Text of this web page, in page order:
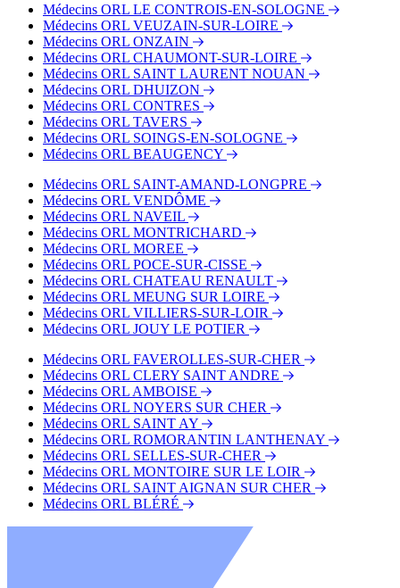
Médecins ORL LE CONTROIS-EN-SOLOGNE
Médecins ORL VEUZAIN-SUR-LOIRE
Médecins ORL ONZAIN
Médecins ORL CHAUMONT-SUR-LOIRE
Médecins ORL SAINT LAURENT NOUAN
Médecins ORL DHUIZON
Médecins ORL CONTRES
Médecins ORL TAVERS
Médecins ORL SOINGS-EN-SOLOGNE
Médecins ORL BEAUGENCY
Médecins ORL SAINT-AMAND-LONGPRE
Médecins ORL VENDÔME
Médecins ORL NAVEIL
Médecins ORL MONTRICHARD
Médecins ORL MOREE
Médecins ORL POCE-SUR-CISSE
Médecins ORL CHATEAU RENAULT
Médecins ORL MEUNG SUR LOIRE
Médecins ORL VILLIERS-SUR-LOIR
Médecins ORL JOUY LE POTIER
Médecins ORL FAVEROLLES-SUR-CHER
Médecins ORL CLERY SAINT ANDRE
Médecins ORL AMBOISE
Médecins ORL NOYERS SUR CHER
Médecins ORL SAINT AY
Médecins ORL ROMORANTIN LANTHENAY
Médecins ORL SELLES-SUR-CHER
Médecins ORL MONTOIRE SUR LE LOIR
Médecins ORL SAINT AIGNAN SUR CHER
Médecins ORL BLÉRÉ